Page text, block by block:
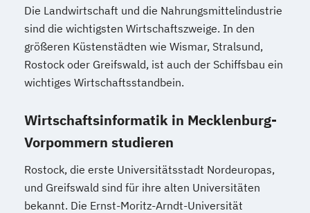
Die Landwirtschaft und die Nahrungsmittelindustrie
sind die wichtigsten Wirtschaftszweige. In den
größeren Küstenstädten wie Wismar, Stralsund,
Rostock oder Greifswald, ist auch der Schiffsbau ein
wichtiges Wirtschaftsstandbein.
Wirtschaftsinformatik in Mecklenburg-
Vorpommern studieren
Rostock, die erste Universitätsstadt Nordeuropas,
und Greifswald sind für ihre alten Universitäten
bekannt. Die Ernst-Moritz-Arndt-Universität